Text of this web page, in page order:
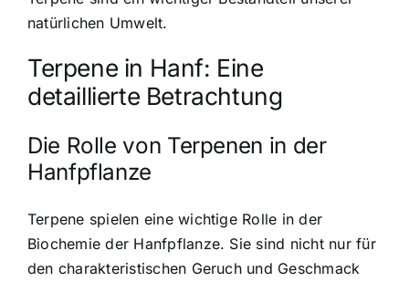
natürlichen Umwelt.
Terpene in Hanf: Eine
detaillierte Betrachtung
Die Rolle von Terpenen in der
Hanfpflanze
Terpene spielen eine wichtige Rolle in der
Biochemie der Hanfpflanze. Sie sind nicht nur für
den charakteristischen Geruch und Geschmack